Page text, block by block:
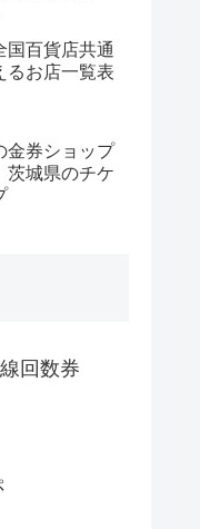
国百貨店共通
るお店一覧表
金券ショップ
茨城県のチケ
回数券